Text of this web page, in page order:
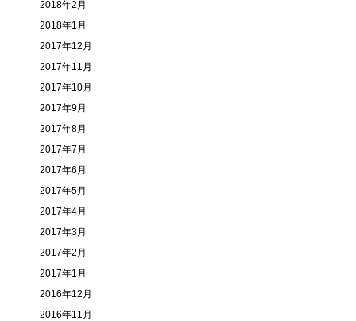
2018年2月
2018年1月
2017年12月
2017年11月
2017年10月
2017年9月
2017年8月
2017年7月
2017年6月
2017年5月
2017年4月
2017年3月
2017年2月
2017年1月
2016年12月
2016年11月